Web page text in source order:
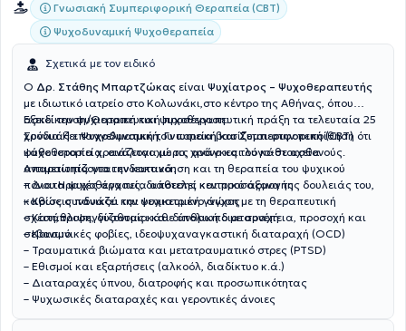
Απαλλαγών Ιωαννίνων. Ως ιδιώτης ιατρός από το 2006,
αντιμετωπίζει πλήθος περιστατικών, πάντα με διακριτικότητα και
με τη δέουσα επιστημονική προσοχή αποτελώντας την ιδανική
σχετικών προβλημάτων ταλαιπωρούν εσάς ή τους οικείους σας
Γνωσιακή Συμπεριφορική Θεραπεία (CBT)
Ψυχοδυναμική Ψυχοθεραπεία
Σχετικά με τον ειδικό
Ο Δρ. Στάθης Μπαρτζώκας είναι Ψυχίατρος – Ψυχοθεραπευτής
με ιδιωτικό ιατρείο στο Κολωνάκι,στο κέντρο της Αθήνας, όπου
ασκεί την ψυχιατρική και ψυχοθεραπευτική πράξη τα τελευταία 25
χρόνια.Η επαγγελματική του πορεία βασίζεται στην πεποίθηση ότι
κάθε ιστορία χρειάζεται χώρο, χρόνο και λόγο-στοιχεία
απαραίτητα για την κατανόηση και τη θεραπεία του ψυχικού
πόνου.Η ψυχοθεραπεία αποτελεί κεντρικό άξονα της δουλειάς του,
καθώς συνδυάζει την ψυχιατρική γνώση με τη θεραπευτική
σχέση,προσεγγίζοντας κάθε άνθρωπο με συνέπεια, προσοχή και
σεβασμό.
Εξειδίκευση/Θεραπευτική προσέγγιση:
ΣυνδυάζειΨυχοδυναμική, Γνωσιακή και Συμπεριφορική (CBT)
ψυχοθεραπεία, ανάλογα με τις ανάγκες του κάθε ασθενούς.
Αντιμετωπίζονται ενδεικτικά:
– Διαταραχές άγχους, διάθεσης και προσαρμογής
– Κρίσεις πανικού και γενικευμένο άγχος
– Κατάθλιψη, δυσθυμία και διπολική διαταραχή
– Κοινωνικές φοβίες, ιδεοψυχαναγκαστική διαταραχή (OCD)
– Τραυματικά βιώματα και μετατραυματικό στρες (PTSD)
– Εθισμοί και εξαρτήσεις (αλκοόλ, διαδίκτυο κ.ά.)
– Διαταραχές ύπνου, διατροφής και προσωπικότητας
– Ψυχωσικές διαταραχές και γεροντικές άνοιες